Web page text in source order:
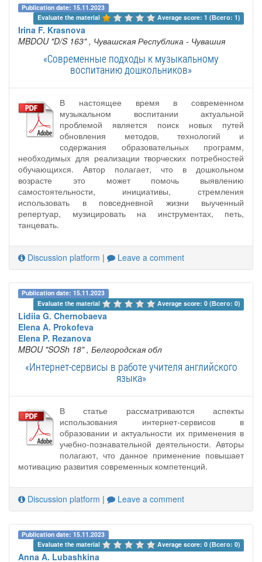
Publication date: 15.11.2023
Evaluate the material
Average score: 1 (Всего: 1)
Irina F. Krasnova
MBDOU "D/S 163" , Чувашская Республика - Чувашия
«Современные подходы к музыкальному
воспитанию дошкольников»
В настоящее время в современном
музыкальном воспитании актуальной
проблемой является поиск новых путей
обновления методов, технологий и
содержания образовательных программ,
необходимых для реализации творческих потребностей
обучающихся. Автор полагает, что в дошкольном
возрасте это может помочь выявлению
самостоятельности, инициативы, стремления
использовать в повседневной жизни выученный
репертуар, музицировать на инструментах, петь,
танцевать.
Discussion platform | Leave a comment
Publication date: 15.11.2023
Evaluate the material
Average score: 0 (Всего: 0)
Lidiia G. Chernobaeva
Elena A. Prokofeva
Elena P. Rezanova
MBOU "SOSh 18" , Белгородская обл
«Интернет-сервисы в работе учителя английского
языка»
В статье рассматриваются аспекты
использования интернет-сервисов в
образовании и актуальности их применения в
учебно-познавательной деятельности. Авторы
полагают, что данное применение повышает
мотивацию развития современных компетенций.
Discussion platform | Leave a comment
Publication date: 15.11.2023
Evaluate the material
Average score: 0 (Всего: 0)
Anna A. Lubashkina